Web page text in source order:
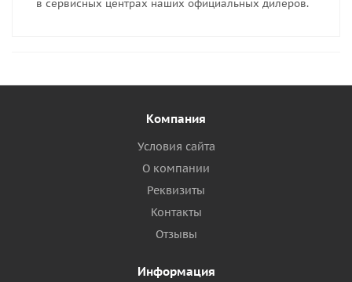
в сервисных центрах наших официальных дилеров.
Компания
Условия сайта
О компании
Реквизиты
Контакты
Отзывы
Информация